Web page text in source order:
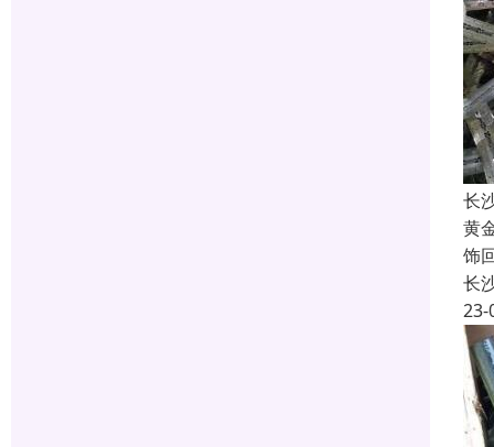
长
黄
饰
长
23-